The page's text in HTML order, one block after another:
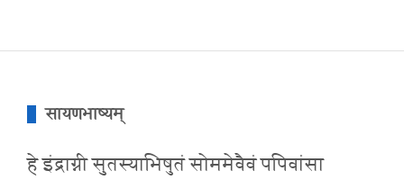
सायणभाष्यम्
हे इंद्राग्नी सुतस्याभिषुतं सोममेवैवं पपिवांसा